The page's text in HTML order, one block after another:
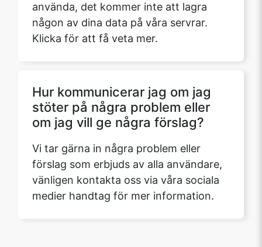
använda, det kommer inte att lagra
någon av dina data på våra servrar.
Klicka för att få veta mer.
Hur kommunicerar jag om jag
stöter på några problem eller
om jag vill ge några förslag?
Vi tar gärna in några problem eller
förslag som erbjuds av alla användare,
vänligen kontakta oss via våra sociala
medier handtag för mer information.